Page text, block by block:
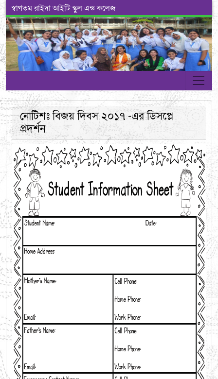
স্বাগতম রাইদা আইটি স্কুল এন্ড কলেজ
নোটিশঃ বিজয় দিবস ২০১৭ -এর ডিসপ্লে
প্রদর্শন